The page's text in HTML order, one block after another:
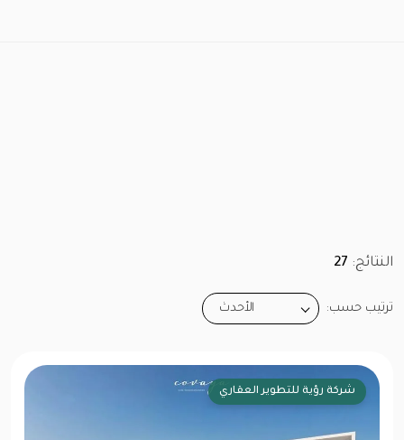
النتائج: 27
ترتيب حسب: الأحدث
شركة رؤية للتطوير العقاري